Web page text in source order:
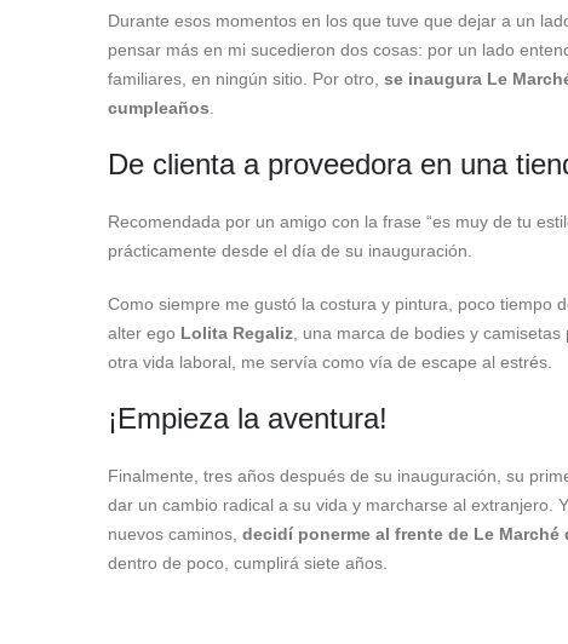
Durante esos momentos en los que tuve que dejar a un
pensar más en mi sucedieron dos cosas: por un lado
familiares, en ningún sitio. Por otro, se inaugura Le
cumpleaños
De clienta a proveedora en una
Recomendada por un amigo con la frase “es muy de tu
prácticamente desde el día de su inauguración.
Como siempre me gustó la costura y pintura, poco tiempo
alter ego Lolita Regaliz, una marca de bodies y
otra vida laboral, me servía como vía de escape al estrés.
¡Empieza la aventura!
Finalmente, tres años después de su inauguración, su
dar un cambio radical a su vida y marcharse al extranjero.
nuevos caminos, decidí ponerme al frente de Le Marché
dentro de poco, cumplirá siete años.